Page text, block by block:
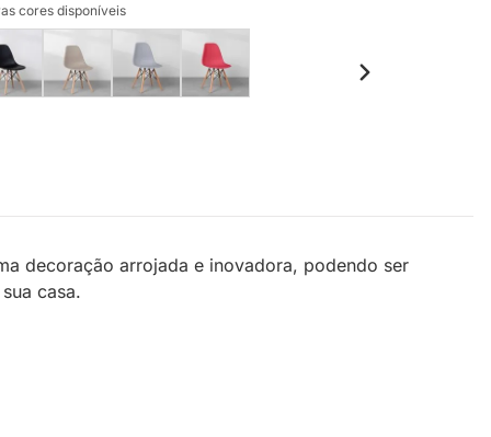
cores disponíveis
decoração arrojada e inovadora, podendo ser
casa.